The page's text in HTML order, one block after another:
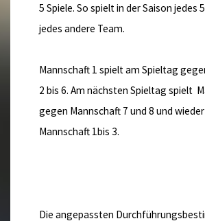
5 Spiele. So spielt in der Saison jedes
jedes andere Team.
Mannschaft 1 spielt am Spieltag
2 bis 6. Am nächsten Spieltag spielt
gegen Mannschaft 7 und 8 und
Mannschaft 1bis 3.
Die angepassten